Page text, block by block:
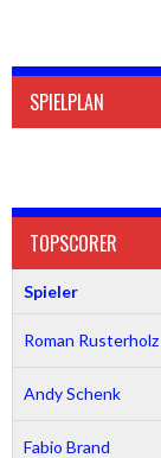
SPIELPLAN
TOPSCORER
Spieler
Roman Rusterholz
Andy Schenk
Fabio Brand